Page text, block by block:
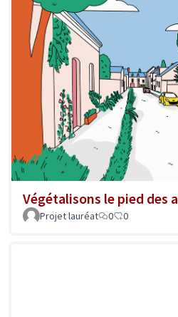
Végétalisons le pied des
Projet lauréat 0 0